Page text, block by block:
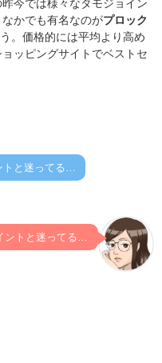
今では様々なタモジョイン
かでも有名なのがプロック
。価格的には平均より高め
ッピングサイトでベストセ
トと迷ってる…
ントと迷ってる…